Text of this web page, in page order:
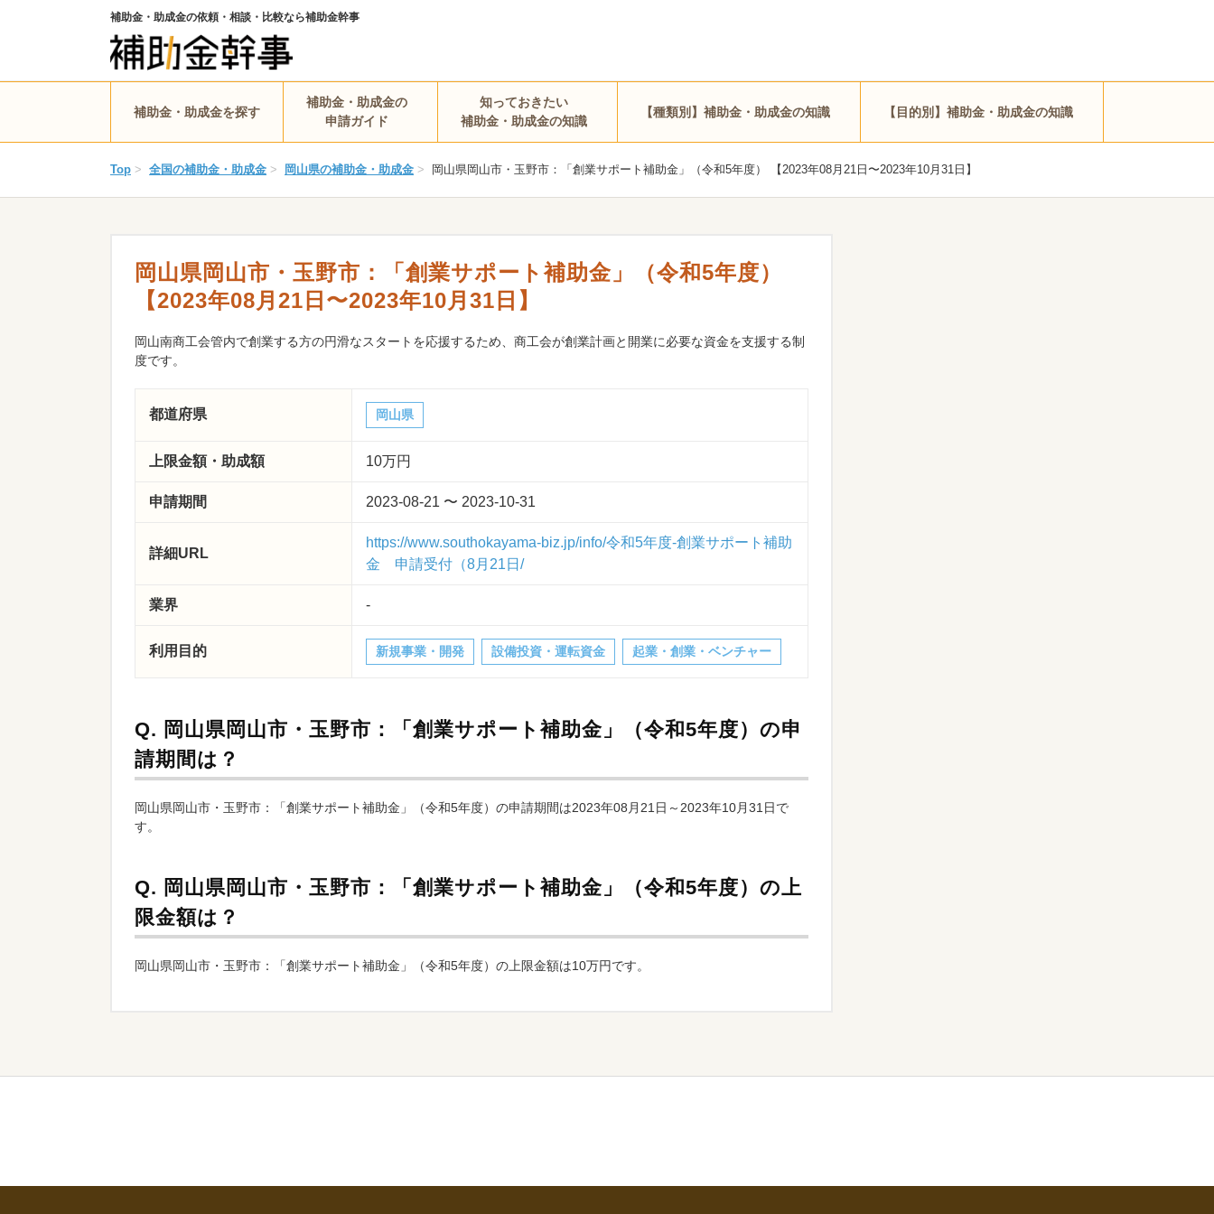
補助金・助成金の依頼・相談・比較なら補助金幹事
補助金・助成金を探す
補助金・助成金の
申請ガイド
知っておきたい
補助金・助成金の知識
【種類別】補助金・助成金の知識 【目的別】補助金・助成金の知識
Top > 全国の補助金・助成金 > 岡山県の補助金・助成金 > 岡山県岡山市・玉野市：「創業サポート補助金」（令和5年度） 【2023年08月21日〜2023年10月31日】
岡山県岡山市・玉野市：「創業サポート補助金」（令和5年度）
【2023年08月21日〜2023年10月31日】
岡山南商工会管内で創業する方の円滑なスタートを応援するため、商工会が創業計画と開業に必要な資金を支援する制
度です。
都道府県 岡山県
上限金額・助成額 10万円
申請期間 2023-08-21 〜 2023-10-31
詳細URL
https://www.southokayama-biz.jp/info/令和5年度-創業サポート補助
金 申請受付（8月21日/
業界 -
利用目的 新規事業・開発 設備投資・運転資金 起業・創業・ベンチャー
Q. 岡山県岡山市・玉野市：「創業サポート補助金」（令和5年度）の申
請期間は？
岡山県岡山市・玉野市：「創業サポート補助金」（令和5年度）の申請期間は2023年08月21日～2023年10月31日で
す。
Q. 岡山県岡山市・玉野市：「創業サポート補助金」（令和5年度）の上
限金額は？
岡山県岡山市・玉野市：「創業サポート補助金」（令和5年度）の上限金額は10万円です。